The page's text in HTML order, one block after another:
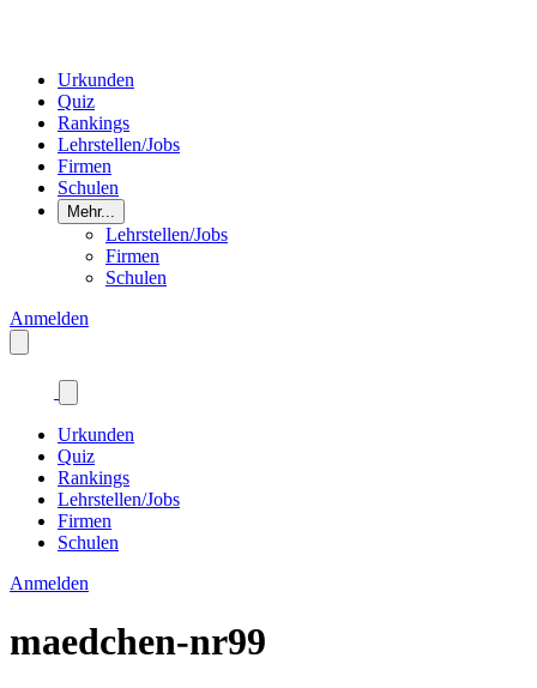
Urkunden
Quiz
Rankings
Lehrstellen/Jobs
Firmen
Schulen
Mehr...
Lehrstellen/Jobs
Firmen
Schulen
Anmelden
Urkunden
Quiz
Rankings
Lehrstellen/Jobs
Firmen
Schulen
Anmelden
maedchen-nr99